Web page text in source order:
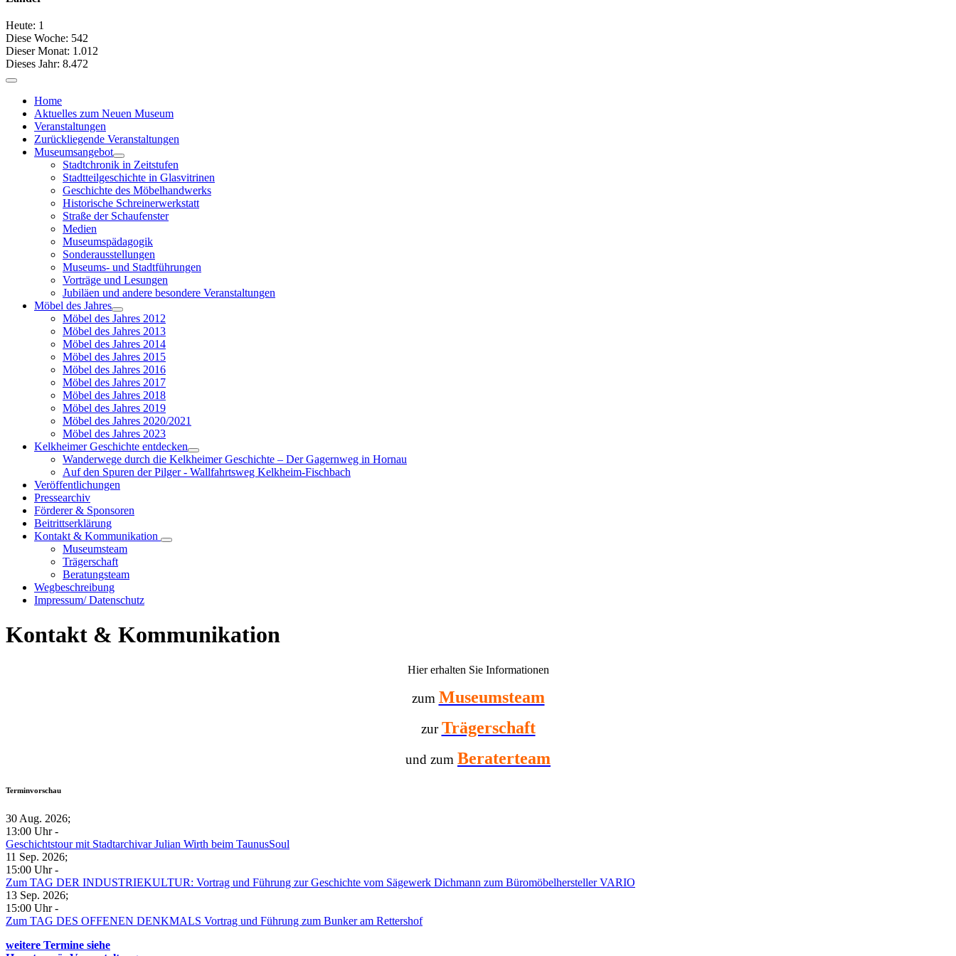
Heute: 1
Diese Woche: 542
Dieser Monat: 1.012
Dieses Jahr: 8.472
Home
Aktuelles zum Neuen Museum
Veranstaltungen
Zurückliegende Veranstaltungen
Museumsangebot
Stadtchronik in Zeitstufen
Stadtteilgeschichte in Glasvitrinen
Geschichte des Möbelhandwerks
Historische Schreinerwerkstatt
Straße der Schaufenster
Medien
Museumspädagogik
Sonderausstellungen
Museums- und Stadtführungen
Vorträge und Lesungen
Jubiläen und andere besondere Veranstaltungen
Möbel des Jahres
Möbel des Jahres 2012
Möbel des Jahres 2013
Möbel des Jahres 2014
Möbel des Jahres 2015
Möbel des Jahres 2016
Möbel des Jahres 2017
Möbel des Jahres 2018
Möbel des Jahres 2019
Möbel des Jahres 2020/2021
Möbel des Jahres 2023
Kelkheimer Geschichte entdecken
Wanderwege durch die Kelkheimer Geschichte – Der Gagernweg in Hornau
Auf den Spuren der Pilger - Wallfahrtsweg Kelkheim-Fischbach
Veröffentlichungen
Pressearchiv
Förderer & Sponsoren
Beitrittserklärung
Kontakt & Kommunikation
Museumsteam
Trägerschaft
Beratungsteam
Wegbeschreibung
Impressum/ Datenschutz
Kontakt & Kommunikation
Hier erhalten Sie Informationen
zum Museumsteam
zurTrägerschaft
und zum Beraterteam
Terminvorschau
30 Aug. 2026;
13:00 Uhr-
Geschichtstour mit Stadtarchivar Julian Wirth beim TaunusSoul
11 Sep. 2026;
15:00 Uhr-
Zum TAG DER INDUSTRIEKULTUR: Vortrag und Führung zur Geschichte vom Sägewerk Dichmann zum Büromöbelhersteller VARIO
13 Sep. 2026;
15:00 Uhr-
Zum TAG DES OFFENEN DENKMALS Vortrag und Führung zum Bunker am Rettershof
weitere Termine siehe